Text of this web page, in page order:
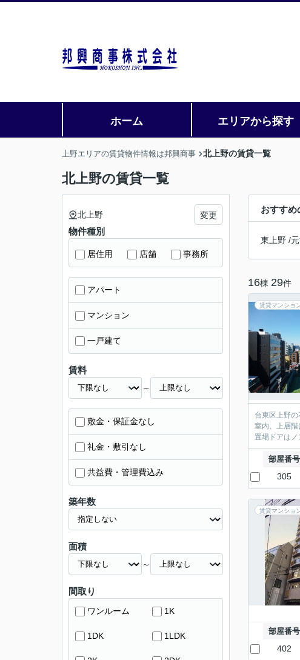
ホーム エリアから探す
上野エリアの賃貸物件情報は邦興商事 北上野の賃貸一覧
北上野の賃貸一覧
おすすめ
東上野 /
16棟 29件
賃貸マンショ
台東区上野
室内、上層
置場ドアは
部屋番号
305
賃貸マンショ
部屋番号
402
北上野 変更
物件種別
居住用 店舗 事務所
アパート
マンション
一戸建て
賃料
～
敷金・保証金なし
礼金・敷引なし
共益費・管理費込み
築年数
面積
～
間取り
ワンルーム 1K
1DK 1LDK